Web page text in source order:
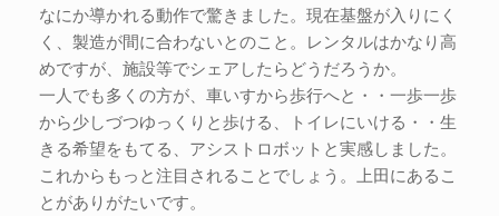
なにか導かれる動作で驚きました。現在基盤が入りにく
く、製造が間に合わないとのこと。レンタルはかなり高
めですが、施設等でシェアしたらどうだろうか。
一人でも多くの方が、車いすから歩行へと・・一歩一歩
から少しづつゆっくりと歩ける、トイレにいける・・生
きる希望をもてる、アシストロボットと実感しました。
これからもっと注目されることでしょう。上田にあるこ
とがありがたいです。